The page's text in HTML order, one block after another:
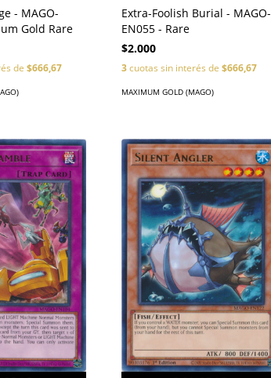
- MAGO-
Gold Rare
de $666,67
Extra-Foolish Burial - MAGO-
EN055 - Rare
$2.000
3cuotas sin interés de $666,67
MAXIMUM GOLD (MAGO)